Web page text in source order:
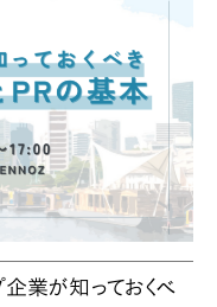
企業が知っておくべ